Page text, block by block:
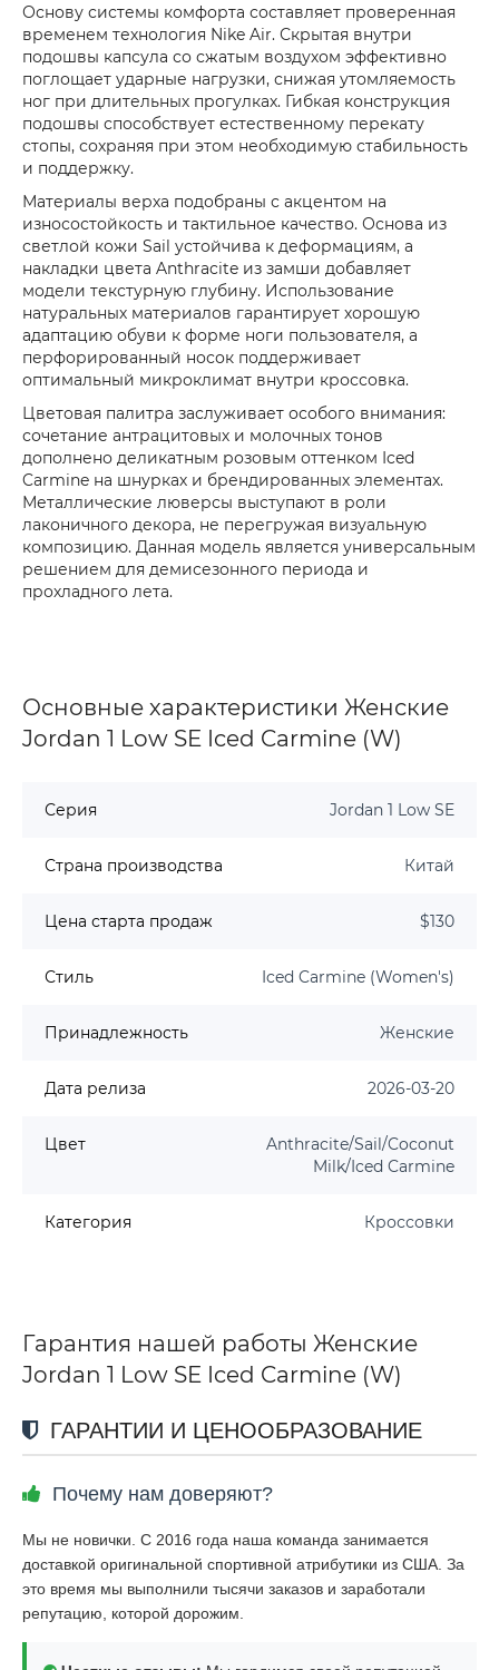
Основу системы комфорта составляет проверенная
временем технология Nike Air. Скрытая внутри
подошвы капсула со сжатым воздухом эффективно
поглощает ударные нагрузки, снижая утомляемость
ног при длительных прогулках. Гибкая конструкция
подошвы способствует естественному перекату
стопы, сохраняя при этом необходимую стабильность
и поддержку.
Материалы верха подобраны с акцентом на
износостойкость и тактильное качество. Основа из
светлой кожи Sail устойчива к деформациям, а
накладки цвета Anthracite из замши добавляет
модели текстурную глубину. Использование
натуральных материалов гарантирует хорошую
адаптацию обуви к форме ноги пользователя, а
перфорированный носок поддерживает
оптимальный микроклимат внутри кроссовка.
Цветовая палитра заслуживает особого внимания:
сочетание антрацитовых и молочных тонов
дополнено деликатным розовым оттенком Iced
Carmine на шнурках и брендированных элементах.
Металлические люверсы выступают в роли
лаконичного декора, не перегружая визуальную
композицию. Данная модель является универсальным
решением для демисезонного периода и
прохладного лета.
Основные характеристики Женские
Jordan 1 Low SE Iced Carmine (W)
Серия Jordan 1 Low SE
Страна производства Китай
Цена старта продаж $130
Стиль Iced Carmine (Women's)
Принадлежность Женские
Дата релиза 2026-03-20
Цвет
Anthracite/Sail/Coconut
Milk/Iced Carmine
Категория Кроссовки
Гарантия нашей работы Женские
Jordan 1 Low SE Iced Carmine (W)
ГАРАНТИИ И ЦЕНООБРАЗОВАНИЕ
Почему нам доверяют?
Мы не новички. С 2016 года наша команда занимается
доставкой оригинальной спортивной атрибутики из США. За
это время мы выполнили тысячи заказов и заработали
репутацию, которой дорожим.